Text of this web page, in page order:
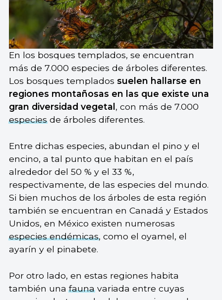
En los bosques templados, se encuentran
más de 7.000 especies de árboles diferentes.
Los bosques templados suelen hallarse en
regiones montañosas en las que existe una
gran diversidad vegetal , con más de 7.000
especiesde árboles diferentes.
Entre dichas especies, abundan el pino y el
encino, a tal punto que habitan en el país
alrededor del 50 % y el 33 %,
respectivamente, de las especies del mundo.
Si bien muchos de los árboles de esta región
también se encuentran en Canadá y Estados
Unidos, en México existen numerosas
especies endémicas, como el oyamel, el
ayarín y el pinabete.
Por otro lado, en estas regiones habita
también unafaunavariada entre cuyas